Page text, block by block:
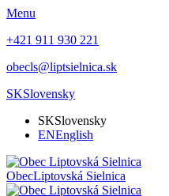
Menu
+421 911 930 221
obecls@liptsielnica.sk
SKSlovensky
SKSlovensky
ENEnglish
ObecLiptovská Sielnica